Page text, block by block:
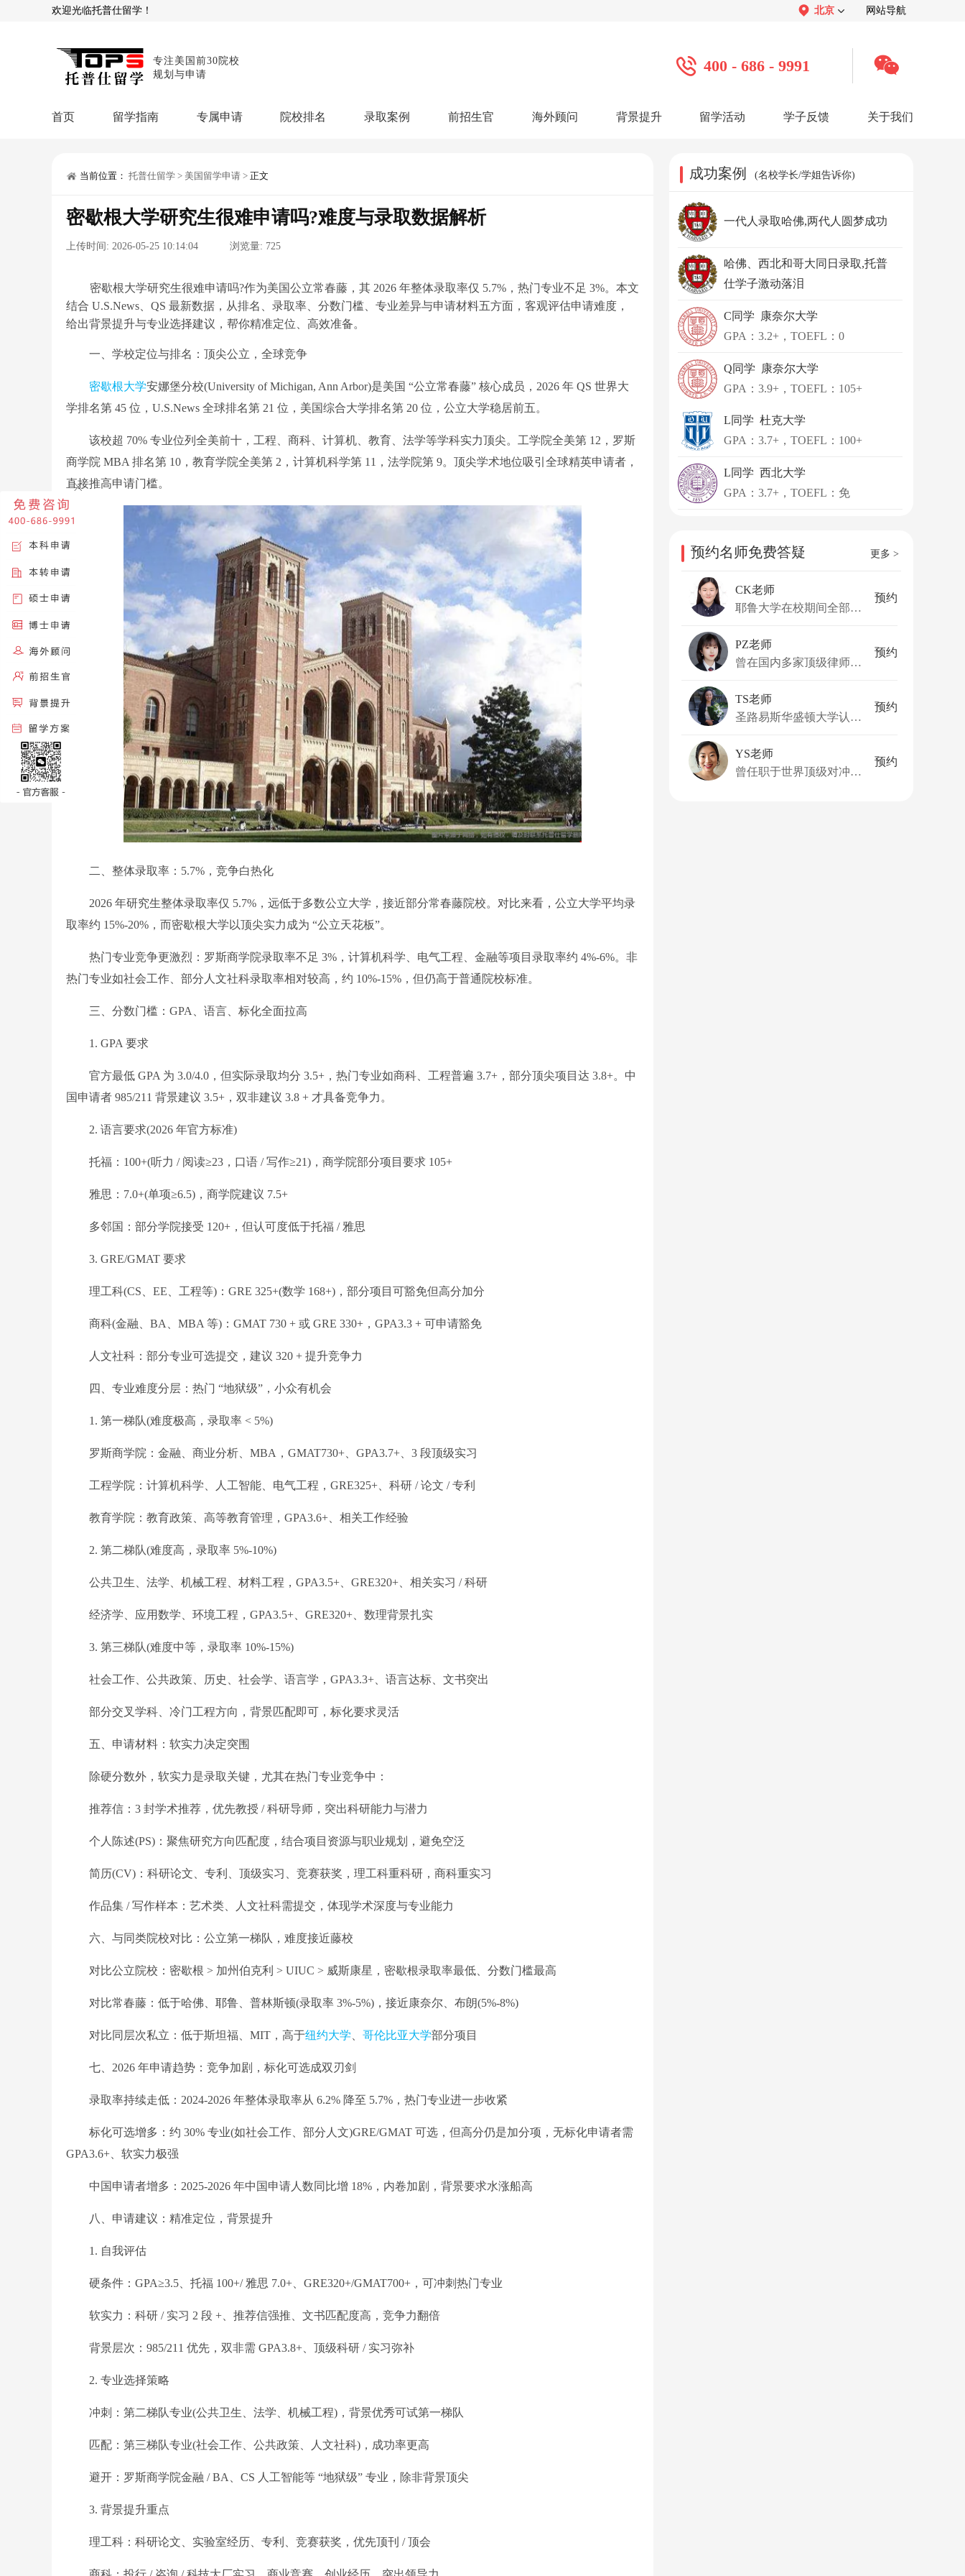
欢迎光临托普仕留学！ 北京 网站导航
专注美国前30院校
规划与申请
400 - 686 - 9991
首页 留学指南
留学攻略
留学资讯 院校资讯
专属申请
本科申请：
博士申请： 博士定制方案
混合申请：
留学工具： GPA计算器 留学评估 智能诊断
院校排名 录取案例
名校榜单： 26年Offer榜
前招生官 海外顾问 背景提升 留学活动 学子反馈
学子心声： 感谢视频 学子访谈
关于我们
品牌介绍： 关于我们 公司活动 媒体报道
当前位置： 托普仕留学 > 美国留学申请 > 正文
密歇根大学研究生很难申请吗?难度与录取数据解析
上传时间: 2026-05-25 10:14:04 浏览量: 725
密歇根大学研究生很难申请吗?作为美国公立常春藤，其 2026 年整体录取率仅 5.7%，热门专业不足 3%。本文
结合 U.S.News、QS 最新数据，从排名、录取率、分数门槛、专业差异与申请材料五方面，客观评估申请难度，
给出背景提升与专业选择建议，帮你精准定位、高效准备。
一、学校定位与排名：顶尖公立，全球竞争
密歇根大学安娜堡分校(University of Michigan, Ann Arbor)是美国 “公立常春藤” 核心成员，2026 年 QS 世界大
学排名第 45 位，U.S.News 全球排名第 21 位，美国综合大学排名第 20 位，公立大学稳居前五。
该校超 70% 专业位列全美前十，工程、商科、计算机、教育、法学等学科实力顶尖。工学院全美第 12，罗斯
商学院 MBA 排名第 10，教育学院全美第 2，计算机科学第 11，法学院第 9。顶尖学术地位吸引全球精英申请者，
直接推高申请门槛。
二、整体录取率：5.7%，竞争白热化
2026 年研究生整体录取率仅 5.7%，远低于多数公立大学，接近部分常春藤院校。对比来看，公立大学平均录
取率约 15%-20%，而密歇根大学以顶尖实力成为 “公立天花板”。
热门专业竞争更激烈：罗斯商学院录取率不足 3%，计算机科学、电气工程、金融等项目录取率约 4%-6%。非
热门专业如社会工作、部分人文社科录取率相对较高，约 10%-15%，但仍高于普通院校标准。
三、分数门槛：GPA、语言、标化全面拉高
1. GPA 要求
官方最低 GPA 为 3.0/4.0，但实际录取均分 3.5+，热门专业如商科、工程普遍 3.7+，部分顶尖项目达 3.8+。中
国申请者 985/211 背景建议 3.5+，双非建议 3.8 + 才具备竞争力。
2. 语言要求(2026 年官方标准)
托福：100+(听力 / 阅读≥23，口语 / 写作≥21)，商学院部分项目要求 105+
雅思：7.0+(单项≥6.5)，商学院建议 7.5+
多邻国：部分学院接受 120+，但认可度低于托福 / 雅思
3. GRE/GMAT 要求
理工科(CS、EE、工程等)：GRE 325+(数学 168+)，部分项目可豁免但高分加分
商科(金融、BA、MBA 等)：GMAT 730 + 或 GRE 330+，GPA3.3 + 可申请豁免
人文社科：部分专业可选提交，建议 320 + 提升竞争力
四、专业难度分层：热门 “地狱级”，小众有机会
1. 第一梯队(难度极高，录取率 < 5%)
罗斯商学院：金融、商业分析、MBA，GMAT730+、GPA3.7+、3 段顶级实习
工程学院：计算机科学、人工智能、电气工程，GRE325+、科研 / 论文 / 专利
教育学院：教育政策、高等教育管理，GPA3.6+、相关工作经验
2. 第二梯队(难度高，录取率 5%-10%)
公共卫生、法学、机械工程、材料工程，GPA3.5+、GRE320+、相关实习 / 科研
经济学、应用数学、环境工程，GPA3.5+、GRE320+、数理背景扎实
3. 第三梯队(难度中等，录取率 10%-15%)
社会工作、公共政策、历史、社会学、语言学，GPA3.3+、语言达标、文书突出
部分交叉学科、冷门工程方向，背景匹配即可，标化要求灵活
五、申请材料：软实力决定突围
除硬分数外，软实力是录取关键，尤其在热门专业竞争中：
推荐信：3 封学术推荐，优先教授 / 科研导师，突出科研能力与潜力
个人陈述(PS)：聚焦研究方向匹配度，结合项目资源与职业规划，避免空泛
简历(CV)：科研论文、专利、顶级实习、竞赛获奖，理工科重科研，商科重实习
作品集 / 写作样本：艺术类、人文社科需提交，体现学术深度与专业能力
六、与同类院校对比：公立第一梯队，难度接近藤校
对比公立院校：密歇根 > 加州伯克利 > UIUC > 威斯康星，密歇根录取率最低、分数门槛最高
对比常春藤：低于哈佛、耶鲁、普林斯顿(录取率 3%-5%)，接近康奈尔、布朗(5%-8%)
对比同层次私立：低于斯坦福、MIT，高于纽约大学 哥伦比亚大学部分项目
七、2026 年申请趋势：竞争加剧，标化可选成双刃剑
录取率持续走低：2024-2026 年整体录取率从 6.2% 降至 5.7%，热门专业进一步收紧
标化可选增多：约 30% 专业(如社会工作、部分人文)GRE/GMAT 可选，但高分仍是加分项，无标化申请者需
GPA3.6+、软实力极强
中国申请者增多：2025-2026 年中国申请人数同比增 18%，内卷加剧，背景要求水涨船高
八、申请建议：精准定位，背景提升
1. 自我评估
硬条件：GPA≥3.5、托福 100+/ 雅思 7.0+、GRE320+/GMAT700+，可冲刺热门专业
软实力：科研 / 实习 2 段 +、推荐信强推、文书匹配度高，竞争力翻倍
背景层次：985/211 优先，双非需 GPA3.8+、顶级科研 / 实习弥补
2. 专业选择策略
冲刺：第二梯队专业(公共卫生、法学、机械工程)，背景优秀可试第一梯队
匹配：第三梯队专业(社会工作、公共政策、人文社科)，成功率更高
避开：罗斯商学院金融 / BA、CS 人工智能等 “地狱级” 专业，除非背景顶尖
3. 背景提升重点
理工科：科研论文、实验室经历、专利、竞赛获奖，优先顶刊 / 顶会
成功案例 (名校学长/学姐告诉你)
一代人录取哈佛,两代人圆梦成功
哈佛、西北和哥大同日录取,托普
仕学子激动落泪
C同学 康奈尔大学
GPA：3.2+，TOEFL：0
Q同学 康奈尔大学
GPA：3.9+，TOEFL：105+
L同学 杜克大学
GPA：3.7+，TOEFL：100+
L同学 西北大学
GPA：3.7+，TOEFL：免
预约名师免费答疑 更多 >
CK老师
耶鲁大学在校期间全部课程为Honor（最高成绩）
预约
PZ老师
曾在国内多家顶级律师事务所和国际机构实习
预约
TS老师
圣路易斯华盛顿大学认知神经科学博士
预约
YS老师
曾任职于世界顶级对冲基金
预约